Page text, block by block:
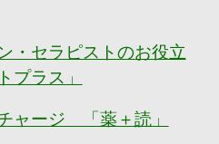
・セラピストのお役立
プラス」
ャージ 「薬＋読」